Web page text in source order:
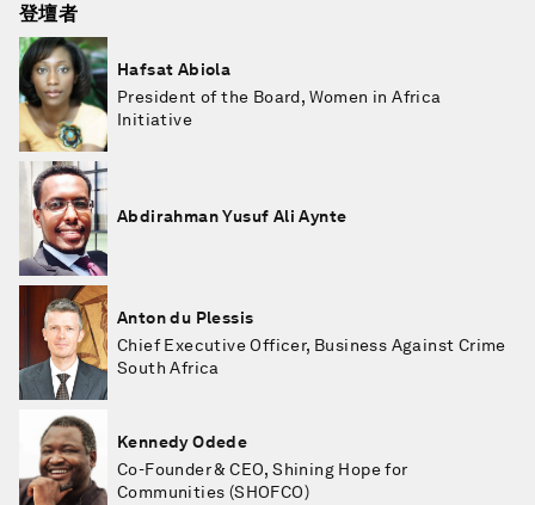
登壇者
Hafsat Abiola
President of the Board, Women in Africa
Initiative
Abdirahman Yusuf Ali Aynte
Anton du Plessis
Chief Executive Officer, Business Against Crime
South Africa
Kennedy Odede
Co-Founder & CEO, Shining Hope for
Communities (SHOFCO)